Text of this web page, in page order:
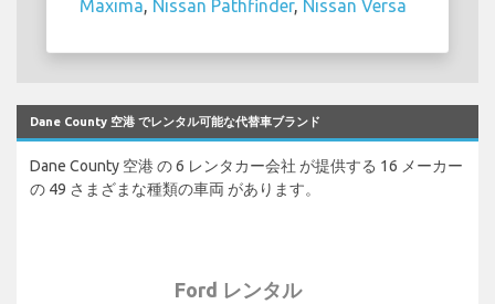
Maxima, Nissan Pathfinder, Nissan Versa
Dane County 空港 でレンタル可能な代替車ブランド
Dane County 空港 の 6 レンタカー会社 が提供する 16 メーカー
の 49 さまざまな種類の車両 があります。
Ford レンタル